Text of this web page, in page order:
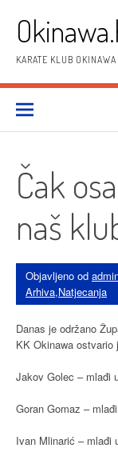
sadržaj
KARATE KLUB
Čak
naš
Objavljeno od
Arhiva,Natjecanja
Danas je održano
KK Okinawa
Jakov Golec – mlađi
Goran Gomaz –
Ivan Mlinarić – mlađi